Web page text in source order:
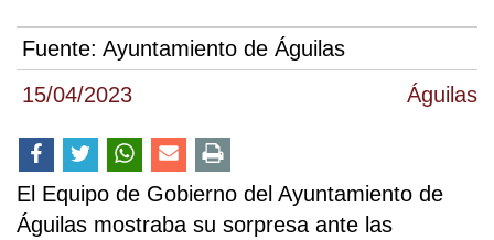
15/04/2023 Águilas
Fuente: Ayuntamiento de Águilas
El Equipo de Gobierno del Ayuntamiento de
Águilas mostraba su sorpresa ante las